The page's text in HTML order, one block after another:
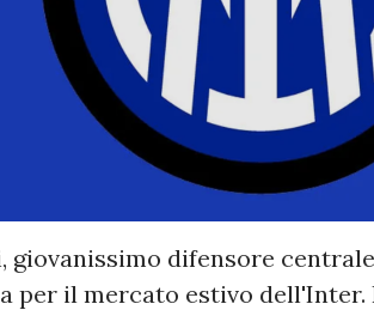
giovanissimo difensore
per il mercato estivo